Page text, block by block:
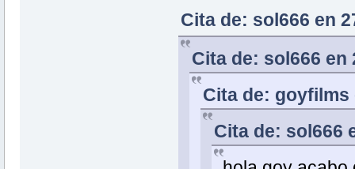
Cita de: sol666 en
Cita de: sol666 en
Cita de: goyfilms
Cita de: sol666